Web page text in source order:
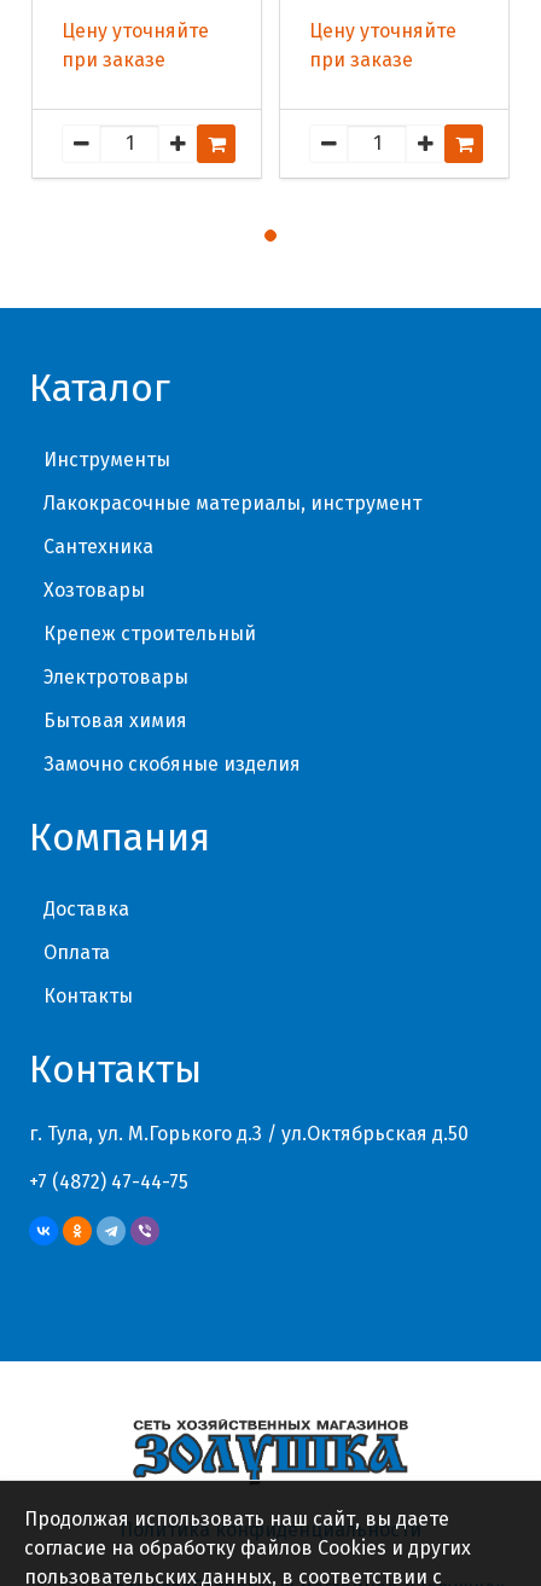
Цену уточняйте
при заказе
Цену уточняйте
при заказе
Каталог
Инструменты
Лакокрасочные материалы, инструмент
Сантехника
Хозтовары
Крепеж строительный
Электротовары
Бытовая химия
Замочно скобяные изделия
Компания
Доставка
Оплата
Контакты
Контакты
г. Тула, ул. М.Горького д.3 / ул.Октябрьская д.50
+7 (4872) 47-44-75
Политика конфиденциальности
Продолжая использовать наш сайт, вы даете
согласие на обработку файлов Cookies и других
пользовательских данных, в соответствии с